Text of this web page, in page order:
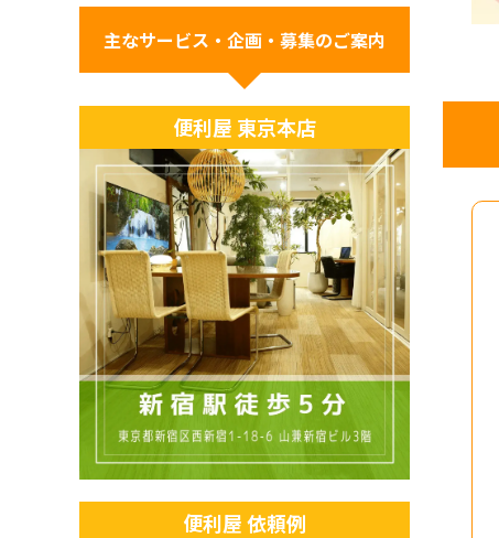
主なサービス・企画・募集のご案内
便利屋 東京本店
便利屋 依頼例